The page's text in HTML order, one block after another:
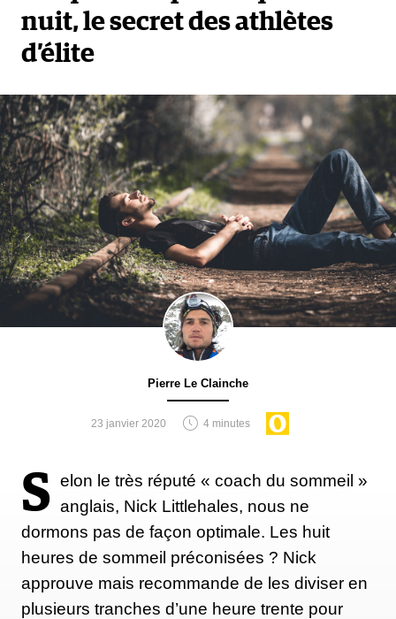
proches, vous serez naturellement poussé à vous
dépasser.
nuit, le secret des athlètes
d’élite
Pierre Le Clainche
23 janvier 2020 4 minutes
S elon le très réputé « coach du sommeil »
anglais, Nick Littlehales, nous ne
dormons pas de façon optimale. Les huit
heures de sommeil préconisées ? Nick
approuve mais recommande de les diviser en
plusieurs tranches d’une heure trente pour